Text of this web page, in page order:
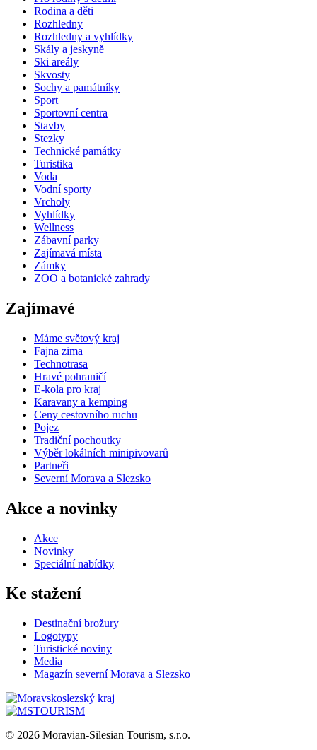
Rodina a děti
Rozhledny
Rozhledny a vyhlídky
Skály a jeskyně
Ski areály
Skvosty
Sochy a památníky
Sport
Sportovní centra
Stavby
Stezky
Technické památky
Turistika
Voda
Vodní sporty
Vrcholy
Vyhlídky
Wellness
Zábavní parky
Zajímavá místa
Zámky
ZOO a botanické zahrady
Zajímavé
Máme světový kraj
Fajna zima
Technotrasa
Hravé pohraničí
E-kola pro kraj
Karavany a kemping
Ceny cestovního ruchu
Pojez
Tradiční pochoutky
Výběr lokálních minipivovarů
Partneři
Severní Morava a Slezsko
Akce a novinky
Akce
Novinky
Speciální nabídky
Ke stažení
Destinační brožury
Logotypy
Turistické noviny
Media
Magazín severní Morava a Slezsko
© 2026 Moravian-Silesian Tourism, s.r.o.